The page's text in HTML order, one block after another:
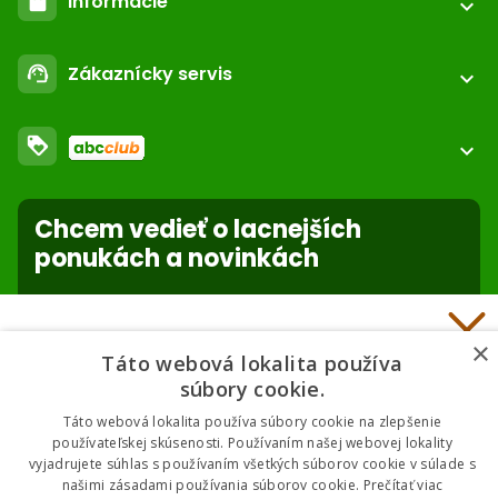
email podpora@abc-zoo.sk
expand_more
Registrácia / login
Kontakt
O nás
Nastavenia súborov cookie
support_agent Zákaznícky servis expand_more
Obchodné podmienky
Dodacie podmienky
Reklamácie
Ochrana osobných údajov
loyalty expand_more
Použite body a nakupujte lacnejšie!
Viac info
Chcem vedieť o lacnejších
ponukách a novinkách
forward_to_inbox
* Zadaním e-mailu súhlasíte so spracovaním osobných údajov na účely
mailing listu abc-zoo
Nakupuj za klubové ceny 🏆
Nižšie ceny na vybrané produkty. 2 % cashback. Členstvo zadarmo.
Chcem klubové ceny
×
Táto webová lokalita používa
súbory cookie.
Táto webová lokalita používa súbory cookie na zlepšenie
používateľskej skúsenosti. Používaním našej webovej lokality
vyjadrujete súhlas s používaním všetkých súborov cookie v súlade s
našimi zásadami používania súborov cookie. Prečítať viac